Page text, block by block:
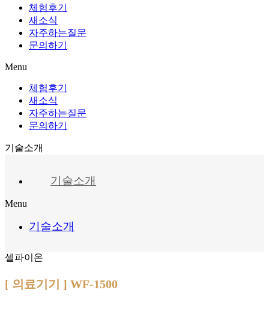
체험후기
새소식
자주하는질문
문의하기
Menu
체험후기
새소식
자주하는질문
문의하기
기술소개
기술소개
Menu
기술소개
셀파이온
[ 의료기기 ] WF-1500